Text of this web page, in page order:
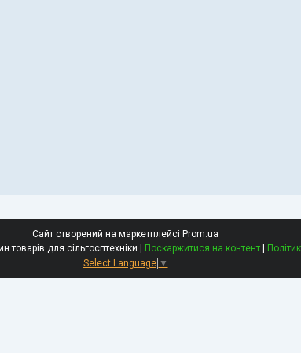
Сайт створений на маркетплейсі Prom.ua
Поскаржитися на контент
Select Language ▼